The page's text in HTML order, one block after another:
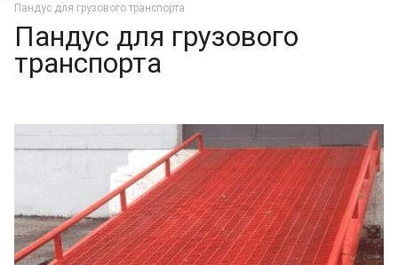
Пандус для грузового транспорта
Пандус для грузового
транспорта